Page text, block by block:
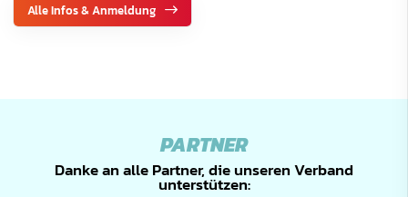
Alle Infos & Anmeldung
PARTNER
Danke an alle Partner, die unseren Verband
unterstützen: